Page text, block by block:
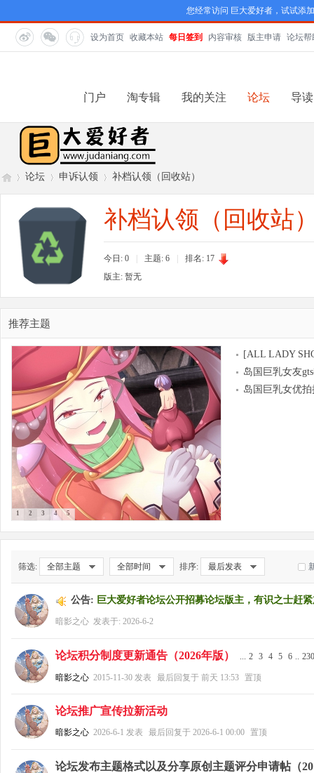
您经常访问 巨大爱好者，试试添
设为首页 收藏本站 每日签到 内容审核 版主申请 论坛帮
门户 淘专辑 我的关注 论坛 导读
论坛
›
申诉认领 补档认领（回收站）
补档认领（回收站
今日: 0 主题: 6 排名: 17
版主: 暂无
推荐主题
1 2 3 4 5
[ALL LADY
GTS Story
重新上传)
岛国巨乳女友
第二弹
岛国巨乳女优拍
筛选: 全部主题 全部时间 排序: 最后发表
公告: 巨大爱好者论坛公开招募论坛版主，有识之士赶
暗影之心 发表于: 2026-6-2
论坛积分制度更新通告（2026年版） ... 2 3 4 5 6 .. 230
暗影之心 2015-11-30 发表 最后回复于 前天 13:53 置顶
论坛推广宣传拉新活动
暗影之心 2026-6-1 发表 最后回复于 2026-6-1 00:00 置顶
论坛发布主题格式以及分享原创主题评分申请帖（